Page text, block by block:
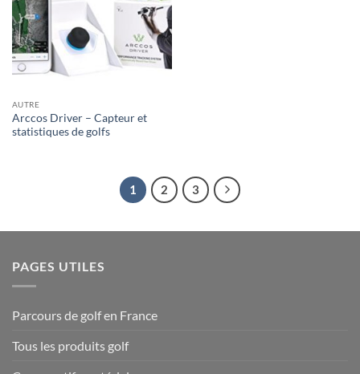
AUTRE
Arccos Driver – Capteur et
statistiques de golfs
1 2 3
PAGES UTILES
Parcours de golf en France
Tous les produits golf